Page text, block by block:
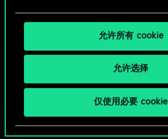
允许所有 cookie
允许选择
仅使用必要 cookie